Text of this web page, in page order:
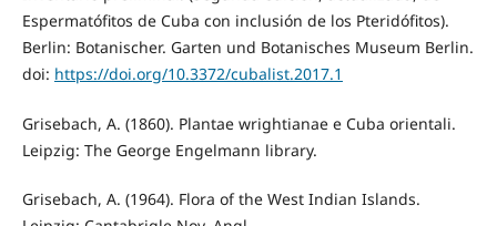
Espermatófitos de Cuba con inclusión de los Pteridófitos).
Berlin: Botanischer. Garten und Botanisches Museum Berlin.
doi: https://doi.org/10.3372/cubalist.2017.1
Grisebach, A. (1860). Plantae wrightianae e Cuba orientali.
Leipzig: The George Engelmann library.
Grisebach, A. (1964). Flora of the West Indian Islands.